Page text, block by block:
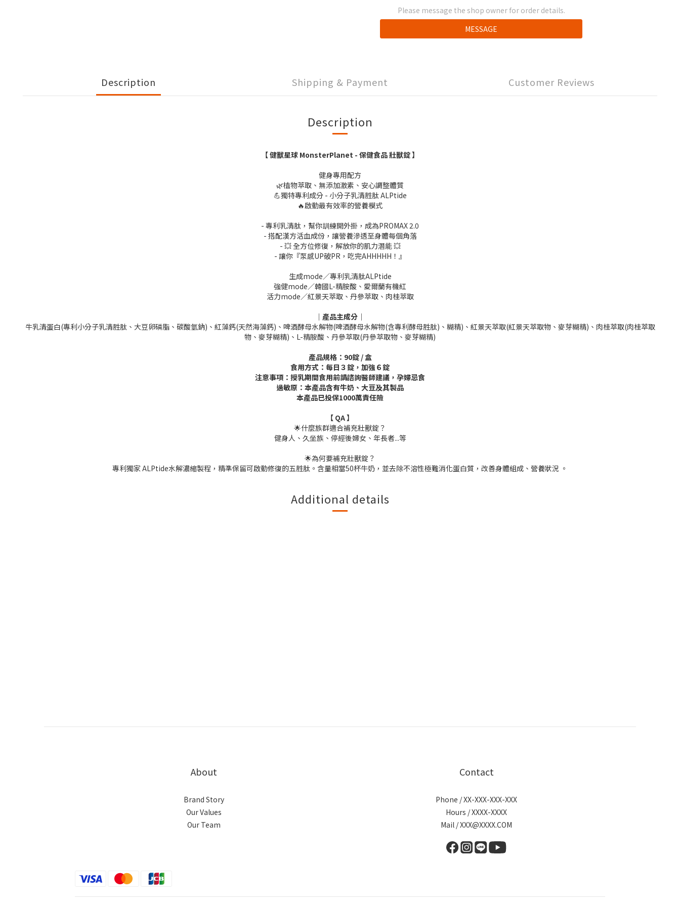
Please message the shop owner for order details.
MESSAGE
Description Shipping & Payment Customer Reviews
Description
【 健獸星球 MonsterPlanet - 保健食品 壯獸錠 】
健身專用配方
🌿植物萃取、無添加激素、安心調整體質
💪獨特專利成分 - 小分子乳清胜肽 ALPtide
🔥啟動最有效率的營養模式
- 專利乳清肽，幫你訓練開外掛，成為PROMAX 2.0
- 搭配漢方活血成份，讓營養滲透至身體每個角落
- 💥 全方位修復，解放你的肌力潛能 💥
- 讓你『泵感UP破PR，吃完AHHHHH！』
生成mode／專利乳清肽ALPtide
強健mode／韓國L-精胺酸、愛爾蘭有機紅
活力mode／紅景天萃取、丹參萃取、肉桂萃取
｜產品主成分｜
牛乳清蛋白(專利小分子乳清胜肽、大豆卵磷脂、碳酸氫鈉)、紅藻鈣(天然海藻鈣)、啤酒酵母水解物(啤酒酵母水解物(含專利酵母胜肽)、糊精)、紅景天萃取(紅景天萃取物、麥芽糊精)、肉桂萃取(肉桂萃取
物、麥芽糊精)、L-精胺酸、丹參萃取(丹參萃取物、麥芽糊精)
產品規格：90錠 / 盒
食用方式：每日３錠，加強６錠
注意事項：授乳期間食用前請諮詢醫師建議，孕婦忌食
過敏原：本產品含有牛奶、大豆及其製品
本產品已投保1000萬責任險
【 QA 】
🌟什麼族群適合補充壯獸錠？
健身人、久坐族、停經後婦女、年長者...等
🌟為何要補充壯獸錠？
專利獨家 ALPtide水解濃縮製程，精準保留可啟動修復的五胜肽。含量相當50杯牛奶，並去除不溶性極難消化蛋白質，改善身體組成、營養狀況 。
Additional details
About
Brand Story
Our Values
Our Team
Contact
Phone / XX-XXX-XXX-XXX
Hours / XXXX-XXXX
Mail / XXX@XXXX.COM